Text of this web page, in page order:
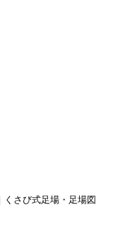
さび式足場・足場図